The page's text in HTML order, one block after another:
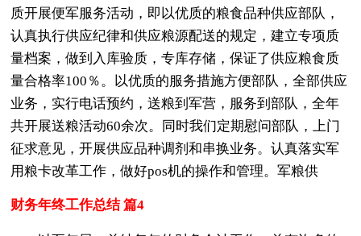
质开展便军服务活动，即以优质的粮食品种供应部队，
认真执行供应纪律和供应粮源配送的规定，建立专项质
量档案，做到入库验质，专库存储，保证了供应粮食质
量合格率100％。以优质的服务措施方便部队，全部供应
业务，实行电话预约，送粮到军营，服务到部队，全年
共开展送粮活动60余次。同时我们定期慰问部队，上门
征求意见，开展供应品种调剂和串换业务。认真落实军
用粮卡改革工作，做好pos机的操作和管理。军粮供
财务年终工作总结 篇4